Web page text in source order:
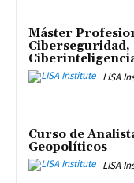
Máster
Ciberseguridad,
LISA
Curso de
Geopolíticos
LISA